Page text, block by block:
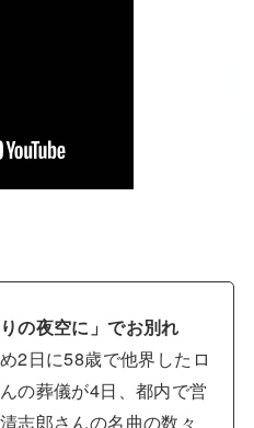
の夜空に」でお別れ
2日に58歳で他界したロ
の葬儀が4日、都内で営
志郎さんの名曲の数々